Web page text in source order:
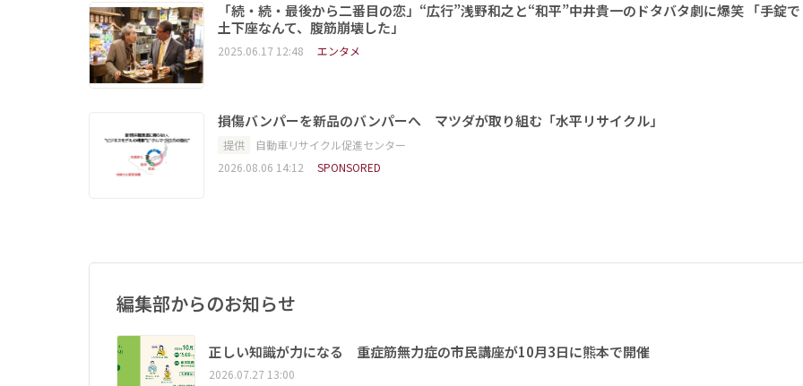
「続・続・最後から二番目の恋」“広行”浅野和之と“和平”中井貴一のドタバタ劇に爆笑 「手錠
土下座なんて、腹筋崩壊した」
2025.06.17 12:48 エンタメ
損傷バンパーを新品のバンパーへ マツダが取り組む「水平リサイクル」
提供
自動車リサイクル促進センター
2026.08.06 14:12
SPONSORED
編集部からのお知らせ
正しい知識が力になる 重症筋無力症の市民講座が10月3日に熊本で開催
2026.07.27 13:00